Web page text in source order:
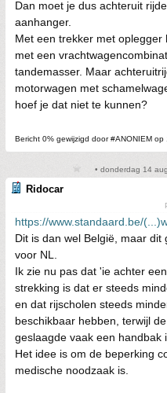
Dan moet je dus achteruit
aanhanger.
Met een trekker met
met een
tandemasser. Maar
motorwagen met
hoef je dat niet te kunnen?
Bericht 0% gewijzigd door #ANONIEM
• donderdag 14
Ridocar
https://www.standaard.be/
Dit is dan wel België, maar
voor NL.
Ik zie nu pas dat 'ie achter
strekking is dat er steeds
en dat rijscholen steeds
beschikbaar hebben, terwijl
geslaagde vaak een handbak
Het idee is om de beperking
medische noodzaak is.